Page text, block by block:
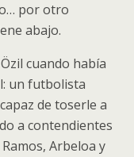
por otro
abajo.
cuando había
un futbolista
de toserle a
a contendientes
Arbeloa y